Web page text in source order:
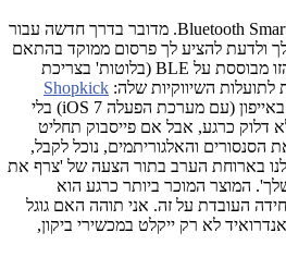
Bluetooth. מדובר בדרך חדשה עבור
ולדעת להציע לך פרסום ממוקד בהתאם
מבוססת על BLE (בלוטות' בצריכת
Shopkick
באייפון (עם מערכת הפעלה iOS 7) בלי
דלוק כרגע, אבל אם פייסבוק תחליט
והאלגוריתמים, נוכל לקבל,
בארוחת הערב בתור הצעה של 'צרף את
המוצר המוכר ביותר כרגע הוא
העובדת על זה. אני תוהה האם גוגל
לא רק ייקלט במכשירי ביקון,